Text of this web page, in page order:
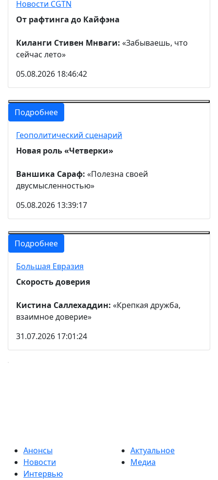
Новости CGTN
От рафтинга до Кайфэна
Киланги Стивен Мнваги: «Забываешь, что
сейчас лето»
05.08.2026 18:46:42
Подробнее
Геополитический сценарий
Новая роль «Четверки»
Ваншика Сараф: «Полезна своей
двусмысленностью»
05.08.2026 13:39:17
Подробнее
Большая Евразия
Скорость доверия
Кистина Саллехаддин: «Крепкая дружба,
взаимное доверие»
31.07.2026 17:01:24
Анонсы
Новости
Интервью
Актуальное
Медиа